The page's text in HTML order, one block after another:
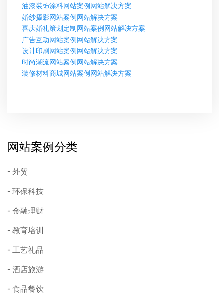
油漆装饰涂料网站案例网站解决方案
婚纱摄影网站案例网站解决方案
喜庆婚礼策划定制网站案例网站解决方案
广告互动网站案例网站解决方案
设计印刷网站案例网站解决方案
时尚潮流网站案例网站解决方案
装修材料商城网站案例网站解决方案
网站案例分类
外贸
环保科技
金融理财
教育培训
工艺礼品
酒店旅游
食品餐饮